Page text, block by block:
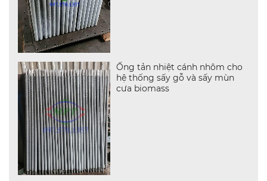
Ống tản nhiệt cánh nhôm cho
hệ thống sấy gỗ và sấy mùn
cưa biomass